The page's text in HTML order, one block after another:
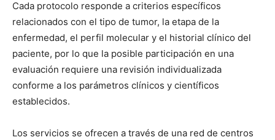
Cada protocolo responde a criterios específicos
relacionados con el tipo de tumor, la etapa de la
enfermedad, el perfil molecular y el historial clínico del
paciente, por lo que la posible participación en una
evaluación requiere una revisión individualizada
conforme a los parámetros clínicos y científicos
establecidos.
Los servicios se ofrecen a través de una red de centros